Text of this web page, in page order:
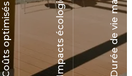
Coûts optimisés